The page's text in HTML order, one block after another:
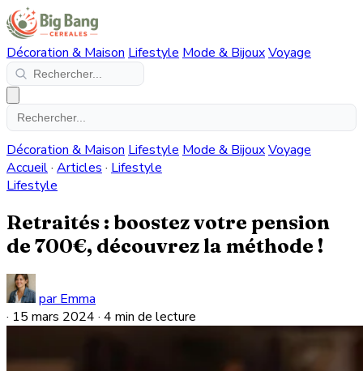
Décoration & Maison Lifestyle Mode & BijouxVoyage
Décoration & Maison Lifestyle Mode & BijouxVoyage
Accueil· Articles · Lifestyle
Lifestyle
Retraités : boostez votre pension
de 700€, découvrez la méthode !
par Emma
· 15 mars 2024 · 4 min de lecture